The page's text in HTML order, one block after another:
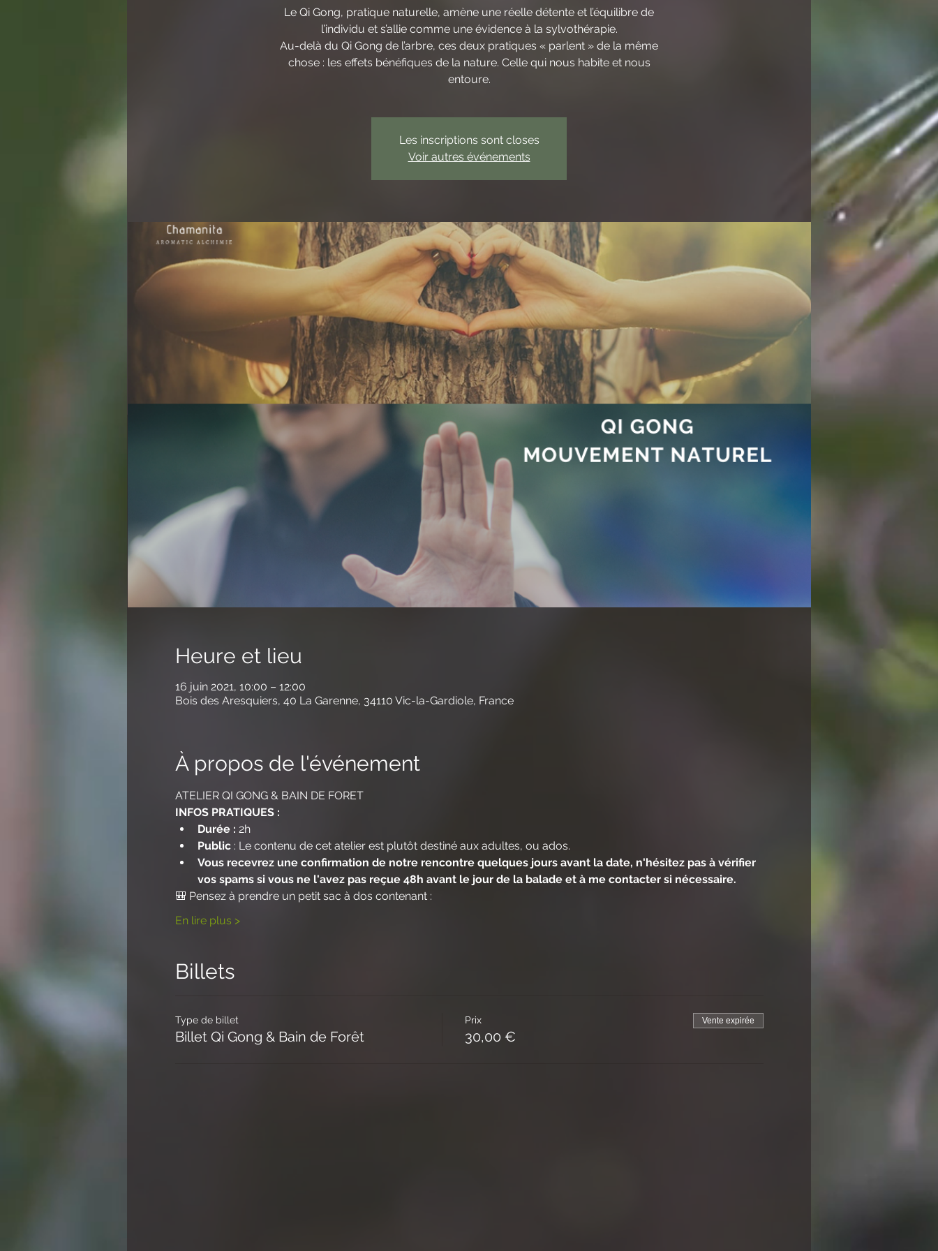
Le Qi Gong, pratique naturelle, amène une réelle détente et l’équilibre de
l’individu et s’allie comme une évidence à la sylvothérapie.
Au-delà du Qi Gong de l’arbre, ces deux pratiques « parlent » de la même
chose : les effets bénéfiques de la nature. Celle qui nous habite et nous
entoure.
Les inscriptions sont closes
Voir autres événements
Heure et lieu
16 juin 2021, 10:00 – 12:00
Bois des Aresquiers, 40 La Garenne, 34110 Vic-la-Gardiole, France
À propos de l'événement
ATELIER QI GONG & BAIN DE FORET
INFOS PRATIQUES :
Durée : 2h
Public : Le contenu de cet atelier est plutôt destiné aux adultes, ou ados.
Vous recevrez une confirmation de notre rencontre quelques jours avant la date, n'hésitez pas à vérifier
vos spams si vous ne l'avez pas reçue 48h avant le jour de la balade et à me contacter si nécessaire.
🎒 Pensez à prendre un petit sac à dos contenant :
En lire plus >
Billets
Type de billet
Billet Qi Gong & Bain de Forêt
Prix
30,00 €
Vente expirée